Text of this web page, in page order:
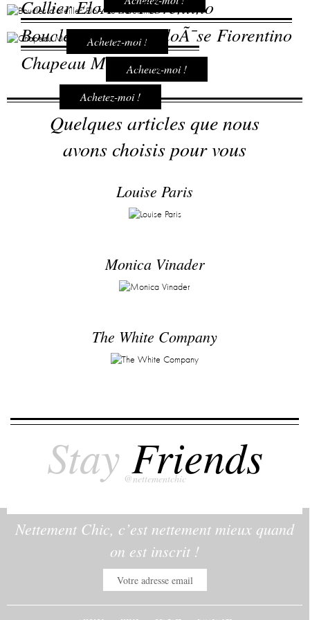
Collier EloÃ¯se Fiorentino
Achetez-moi !
Boucles d'oreilles EloÃ¯se Fiorentino
Achetez-moi !
Chapeau Maison Michel
Achetez-moi !
Quelques articles que nous
avons choisis pour vous
Louise Paris
Monica Vinader
The White Company
Stay Friends
@nettementchic
Nettement Chic, c’est nettement mieux quand
on est inscrit !